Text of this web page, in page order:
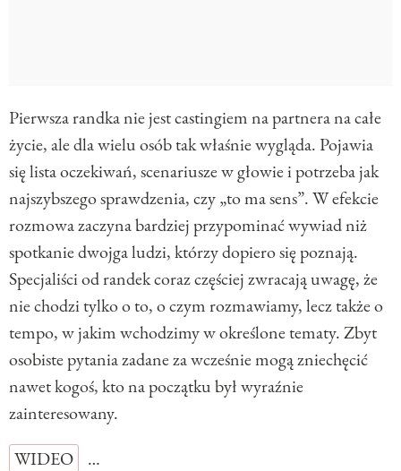
Pierwsza randka nie jest castingiem na partnera na całe
życie, ale dla wielu osób tak właśnie wygląda. Pojawia
się lista oczekiwań, scenariusze w głowie i potrzeba jak
najszybszego sprawdzenia, czy „to ma sens”. W efekcie
rozmowa zaczyna bardziej przypominać wywiad niż
spotkanie dwojga ludzi, którzy dopiero się poznają.
Specjaliści od randek coraz częściej zwracają uwagę, że
nie chodzi tylko o to, o czym rozmawiamy, lecz także o
tempo, w jakim wchodzimy w określone tematy. Zbyt
osobiste pytania zadane za wcześnie mogą zniechęcić
nawet kogoś, kto na początku był wyraźnie
zainteresowany.
WIDEO
…